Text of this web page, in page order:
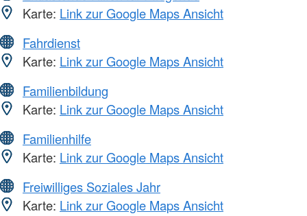
Karte: Link zur Google Maps Ansicht
Fahrdienst
Karte: Link zur Google Maps Ansicht
Familienbildung
Karte: Link zur Google Maps Ansicht
Familienhilfe
Karte: Link zur Google Maps Ansicht
Freiwilliges Soziales Jahr
Karte: Link zur Google Maps Ansicht